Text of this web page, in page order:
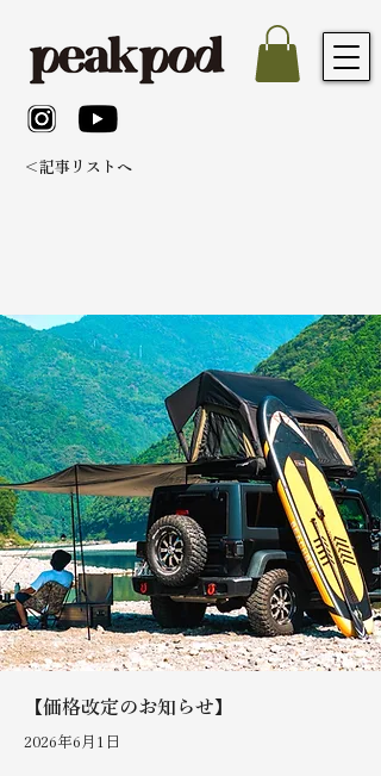
＜記事リストへ
【価格改定のお知らせ】
2026年6月1日